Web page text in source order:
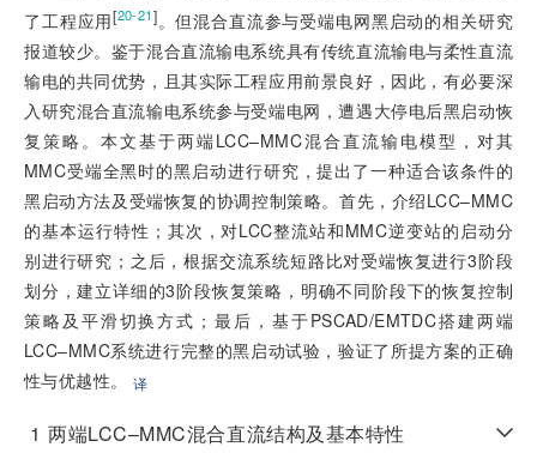
了工程应用[20-21]。但混合直流参与受端电网黑启动的相关研究
报道较少。鉴于混合直流输电系统具有传统直流输电与柔性直流
输电的共同优势，且其实际工程应用前景良好，因此，有必要深
入研究混合直流输电系统参与受端电网，遭遇大停电后黑启动恢
复策略。本文基于两端LCC–MMC混合直流输电模型，对其
MMC受端全黑时的黑启动进行研究，提出了一种适合该条件的
黑启动方法及受端恢复的协调控制策略。首先，介绍LCC–MMC
的基本运行特性；其次，对LCC整流站和MMC逆变站的启动分
别进行研究；之后，根据交流系统短路比对受端恢复进行3阶段
划分，建立详细的3阶段恢复策略，明确不同阶段下的恢复控制
策略及平滑切换方式；最后，基于PSCAD/EMTDC搭建两端
LCC–MMC系统进行完整的黑启动试验，验证了所提方案的正确
性与优越性。 译
1 两端LCC–MMC混合直流结构及基本特性